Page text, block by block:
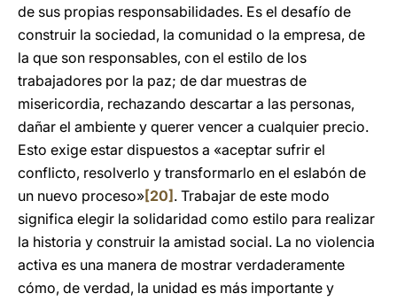
de sus propias responsabilidades. Es el desafío de
construir la sociedad, la comunidad o la empresa, de
la que son responsables, con el estilo de los
trabajadores por la paz; de dar muestras de
misericordia, rechazando descartar a las personas,
dañar el ambiente y querer vencer a cualquier precio.
Esto exige estar dispuestos a «aceptar sufrir el
conflicto, resolverlo y transformarlo en el eslabón de
un nuevo proceso»[20] . Trabajar de este modo
significa elegir la solidaridad como estilo para realizar
la historia y construir la amistad social. La no violencia
activa es una manera de mostrar verdaderamente
cómo, de verdad, la unidad es más importante y